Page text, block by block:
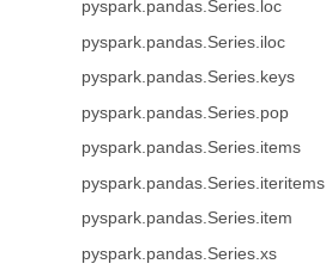
pyspark.pandas.Series.loc
pyspark.pandas.Series.iloc
pyspark.pandas.Series.keys
pyspark.pandas.Series.pop
pyspark.pandas.Series.items
pyspark.pandas.Series.iteritems
pyspark.pandas.Series.item
pyspark.pandas.Series.xs